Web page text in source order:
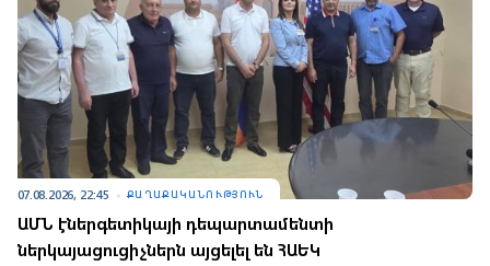
07.08.2026, 22:45 ՔԱՂԱՔԱԿԱՆՈՒԹՅՈՒՆ
ԱՄՆ էներգետիկայի դեպարտամենտի
ներկայացուցիչներն այցելել են ՀԱԵԿ